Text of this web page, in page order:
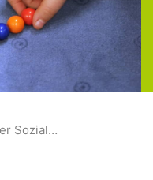
Segnung der neuen Räume der Sozialpädagogischen Tagesstätte ARCHE in Pfarrkirchen